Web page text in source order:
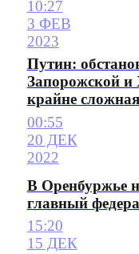
10:27
3 ФЕВ
2023
Путин:
Запорожской и
крайне сложная
00:55
20 ДЕК
2022
В Оренбуржье
главный
15:20
15 ДЕК